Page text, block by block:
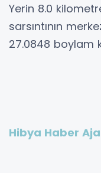
Yerin 8.0
sarsıntının
27.0848 boylam
Hibya Haber